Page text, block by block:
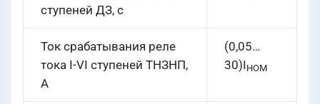
ступеней ДЗ, с
Ток срабатывания реле
тока I-VI ступеней ТНЗНП,
А
(0,05…
30)IНОМ